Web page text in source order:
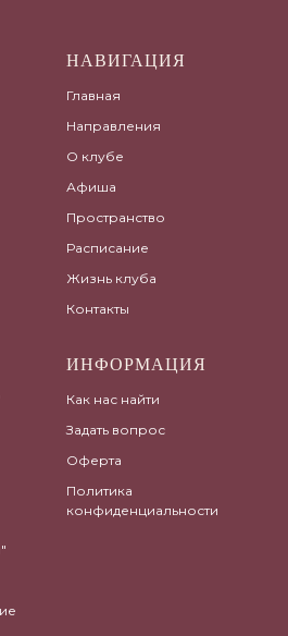
НАВИГАЦИЯ
Главная
Направления
О клубе
Афиша
Пространство
Расписание
Жизнь клуба
Контакты
ИНФОРМАЦИЯ
Как нас найти
Задать вопрос
Оферта
Политика
конфиденциальности